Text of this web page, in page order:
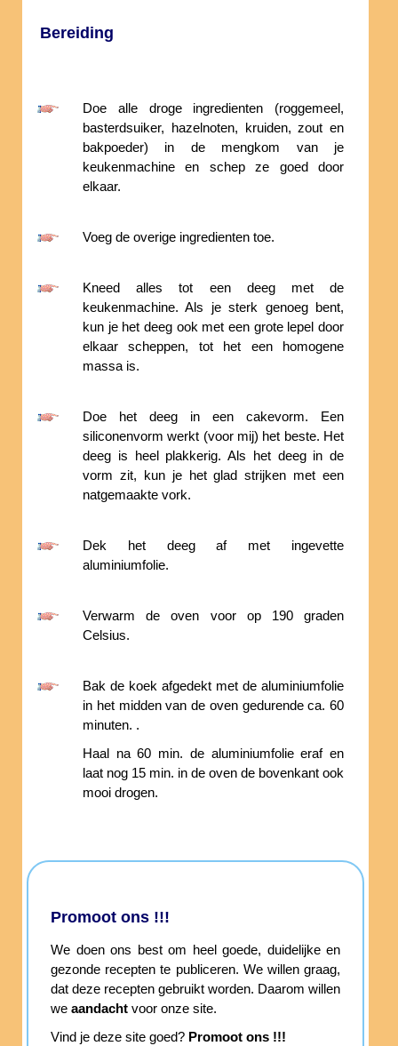
Bereiding
Doe alle droge ingredienten (roggemeel,
basterdsuiker, hazelnoten, kruiden, zout en
bakpoeder) in de mengkom van je
keukenmachine en schep ze goed door
elkaar.
Voeg de overige ingredienten toe.
Kneed alles tot een deeg met de
keukenmachine. Als je sterk genoeg bent,
kun je het deeg ook met een grote lepel door
elkaar scheppen, tot het een homogene
massa is.
Doe het deeg in een cakevorm. Een
siliconenvorm werkt (voor mij) het beste. Het
deeg is heel plakkerig. Als het deeg in de
vorm zit, kun je het glad strijken met een
natgemaakte vork.
Dek het deeg af met ingevette
aluminiumfolie.
Verwarm de oven voor op 190 graden
Celsius.
Bak de koek afgedekt met de aluminiumfolie
in het midden van de oven gedurende ca. 60
minuten. .
Haal na 60 min. de aluminiumfolie eraf en
laat nog 15 min. in de oven de bovenkant ook
mooi drogen.
Promoot ons !!!
We doen ons best om heel goede, duidelijke en
gezonde recepten te publiceren. We willen graag,
dat deze recepten gebruikt worden. Daarom willen
we aandacht voor onze site.
Vind je deze site goed? Promoot ons !!!